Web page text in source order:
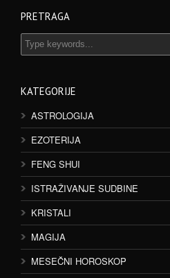
PRETRAGA
KATEGORIJE
ASTROLOGIJA
EZOTERIJA
FENG SHUI
ISTRAŽIVANJE SUDBINE
KRISTALI
MAGIJA
MESEČNI HOROSKOP